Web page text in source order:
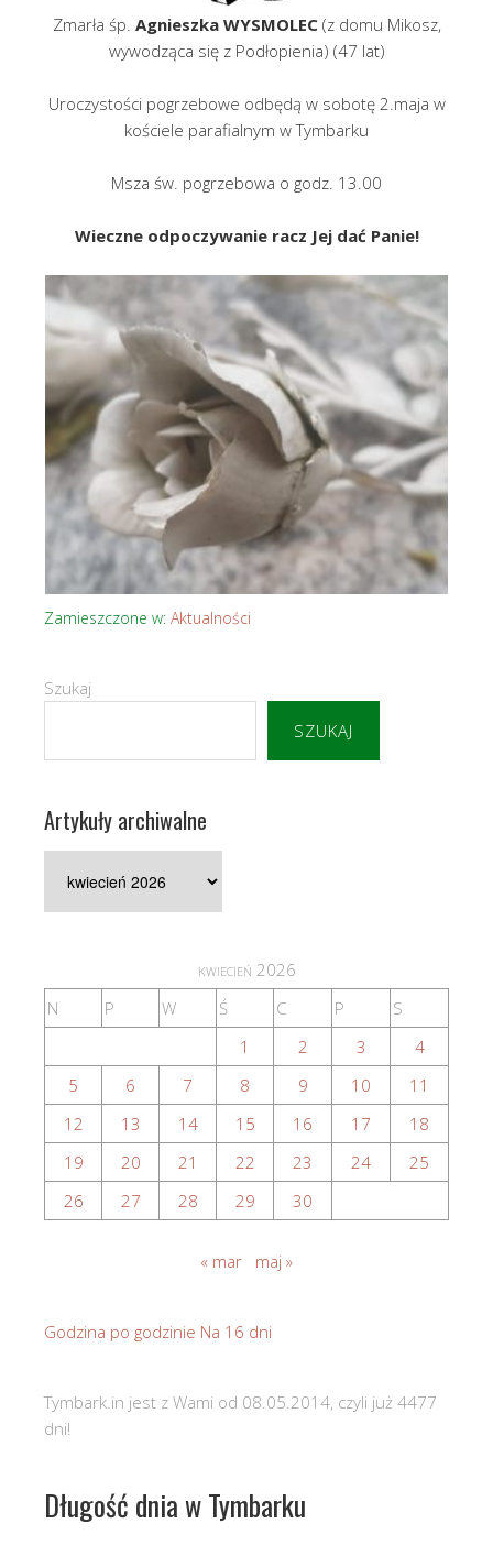
Zmarła śp. Agnieszka WYSMOLEC(z domu Mikosz,
wywodząca się z Podłopienia) (47 lat)
Uroczystości pogrzebowe odbędą w sobotę 2.maja w
kościele parafialnym w Tymbarku
Msza św. pogrzebowa o godz. 13.00
Wieczne odpoczywanie racz Jej dać Panie!
Zamieszczone w: Aktualności
Szukaj
SZUKAJ
Artykuły archiwalne
archiwalne
kwiecień 2026
N
P W Ś C P
S
1
2 3
4
5
6 7 8 9 10
11
12
13 14 15 16 17
18
19
20 21 22 23 24
25
26
27 28 29 30
« mar maj »
Godzina po godzinie Na 16 dni
Tymbark.in jest z Wami od 08.05.2014, czyli już 4477
dni!
Długość dnia w Tymbarku